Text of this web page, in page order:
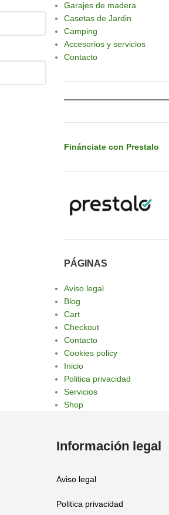
Garajes de madera
Casetas de Jardin
Camping
Accesorios y servicios
Contacto
Finánciate con Prestalo
PÁGINAS
Aviso legal
Blog
Cart
Checkout
Contacto
Cookies policy
Inicio
Politica privacidad
Servicios
Shop
Información legal
Aviso legal
Politica privacidad